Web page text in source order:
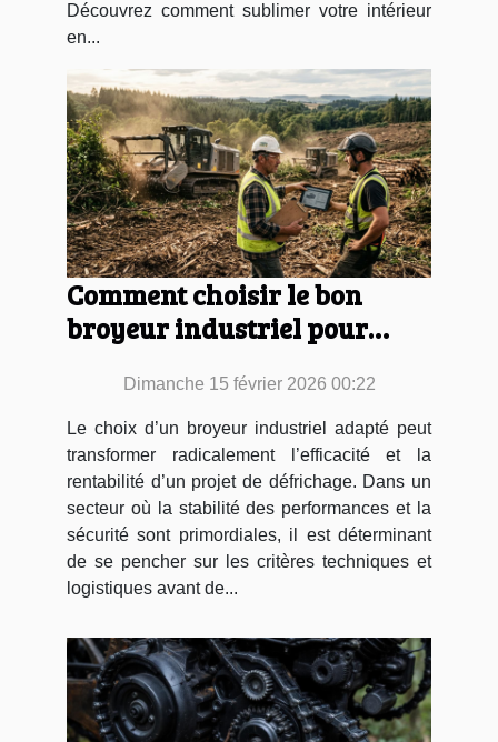
Découvrez comment sublimer votre intérieur
en...
Comment choisir le bon
broyeur industriel pour
Dimanche 15 février 2026 00:22
Le choix d’un broyeur industriel adapté peut
transformer radicalement l’efficacité et la
rentabilité d’un projet de défrichage. Dans un
secteur où la stabilité des performances et la
sécurité sont primordiales, il est déterminant
de se pencher sur les critères techniques et
logistiques avant de...